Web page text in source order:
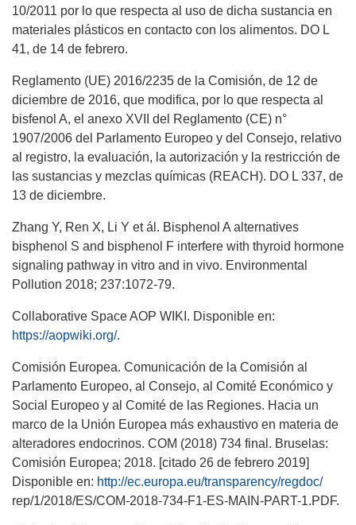
10/2011 por lo que respecta al uso de dicha sustancia en
materiales plásticos en contacto con los alimentos. DO L
41, de 14 de febrero.
Reglamento (UE) 2016/2235 de la Comisión, de 12 de
diciembre de 2016, que modifica, por lo que respecta al
bisfenol A, el anexo XVII del Reglamento (CE) n°
1907/2006 del Parlamento Europeo y del Consejo, relativo
al registro, la evaluación, la autorización y la restricción de
las sustancias y mezclas químicas (REACH). DO L 337, de
13 de diciembre.
Zhang Y, Ren X, Li Y et ál. Bisphenol A alternatives
bisphenol S and bisphenol F interfere with thyroid hormone
signaling pathway in vitro and in vivo. Environmental
Pollution 2018; 237:1072-79.
Collaborative Space AOP WIKI. Disponible en:
https://aopwiki.org/.
Comisión Europea. Comunicación de la Comisión al
Parlamento Europeo, al Consejo, al Comité Económico y
Social Europeo y al Comité de las Regiones. Hacia un
marco de la Unión Europea más exhaustivo en materia de
alteradores endocrinos. COM (2018) 734 final. Bruselas:
Comisión Europea; 2018. [citado 26 de febrero 2019]
Disponible en: http://ec.europa.eu/transparency/regdoc/
rep/1/2018/ES/COM-2018-734-F1-ES-MAIN-PART-1.PDF.